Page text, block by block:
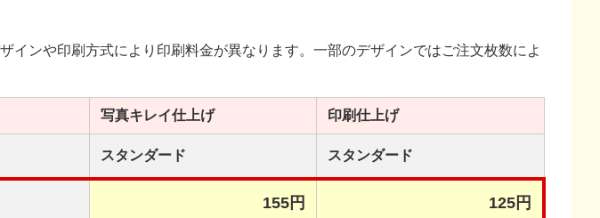
インや印刷方式により印刷料金が異なります。一部のデザインではご注文枚数によ
写真キレイ仕上げ 印刷仕上げ
スタンダード スタンダード
155円 125円